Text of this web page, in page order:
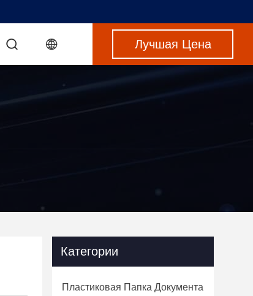
Лучшая Цена
Категории
Пластиковая Папка Документа